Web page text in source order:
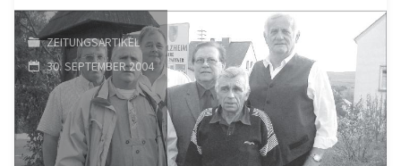
Aartal
gegangen"
ZEITUNGSARTIKEL
30. SEPTEMBER 2004